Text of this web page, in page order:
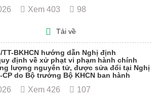
Xem 403 98
Tải về
BKHCN hướng dẫn Nghị định
định về xử phạt vi phạm hành chính
lượng nguyên tử, được sửa đổi tại Nghị
CP do Bộ trưởng Bộ KHCN ban hành
Xem 426 107